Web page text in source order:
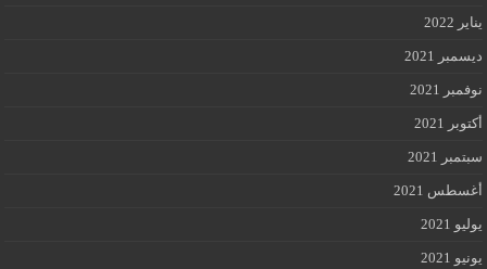
يناير 2022
ديسمبر 2021
نوفمبر 2021
أكتوبر 2021
سبتمبر 2021
أغسطس 2021
يوليو 2021
يونيو 2021